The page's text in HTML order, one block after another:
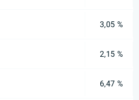
3,05 %
2,15 %
6,47 %